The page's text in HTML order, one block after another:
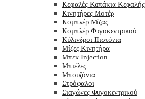
Κεφαλές Καπάκια Κεφαλής
Κινητήρες Μοτέρ
Κομπλέρ Μίζας
Κομπλέρ Φυγοκεντρικού
Κύλινδροι Πιστόνια
Μίζες Κινητήρα
Μπεκ Injection
Μπιέλες
Μπουζόνια
Στρόφαλοι
Σιαγώνες Φυγοκεντρικού